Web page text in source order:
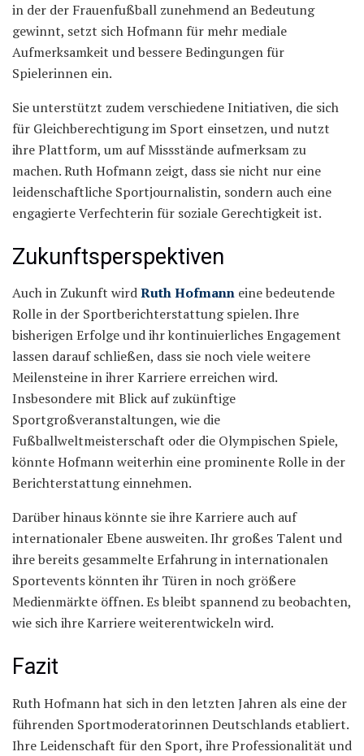
in der der Frauenfußball zunehmend an Bedeutung
gewinnt, setzt sich Hofmann für mehr mediale
Aufmerksamkeit und bessere Bedingungen für
Spielerinnen ein.
Sie unterstützt zudem verschiedene Initiativen, die sich
für Gleichberechtigung im Sport einsetzen, und nutzt
ihre Plattform, um auf Missstände aufmerksam zu
machen. Ruth Hofmann zeigt, dass sie nicht nur eine
leidenschaftliche Sportjournalistin, sondern auch eine
engagierte Verfechterin für soziale Gerechtigkeit ist.
Zukunftsperspektiven
Auch in Zukunft wirdRuth Hofmann eine bedeutende
Rolle in der Sportberichterstattung spielen. Ihre
bisherigen Erfolge und ihr kontinuierliches Engagement
lassen darauf schließen, dass sie noch viele weitere
Meilensteine in ihrer Karriere erreichen wird.
Insbesondere mit Blick auf zukünftige
Sportgroßveranstaltungen, wie die
Fußballweltmeisterschaft oder die Olympischen Spiele,
könnte Hofmann weiterhin eine prominente Rolle in der
Berichterstattung einnehmen.
Darüber hinaus könnte sie ihre Karriere auch auf
internationaler Ebene ausweiten. Ihr großes Talent und
ihre bereits gesammelte Erfahrung in internationalen
Sportevents könnten ihr Türen in noch größere
Medienmärkte öffnen. Es bleibt spannend zu beobachten,
wie sich ihre Karriere weiterentwickeln wird.
Fazit
Ruth Hofmann hat sich in den letzten Jahren als eine der
führenden Sportmoderatorinnen Deutschlands etabliert.
Ihre Leidenschaft für den Sport, ihre Professionalität und